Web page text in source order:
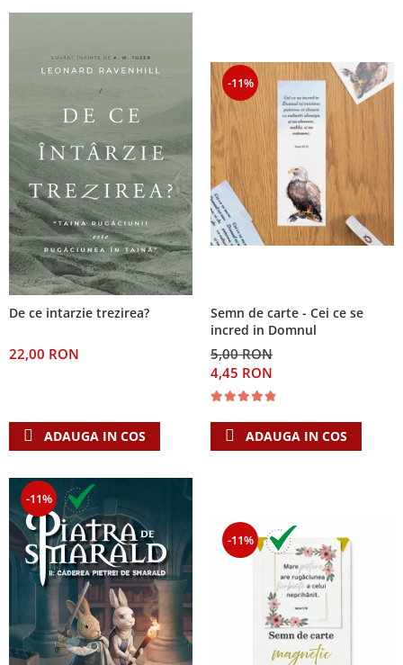
De ce intarzie trezirea?
22,00 RON
ADAUGA IN COS
-11%
Semn de carte - Cei ce se
incred in Domnul
5,00 RON
4,45 RON
ADAUGA IN COS
-11%
-11%